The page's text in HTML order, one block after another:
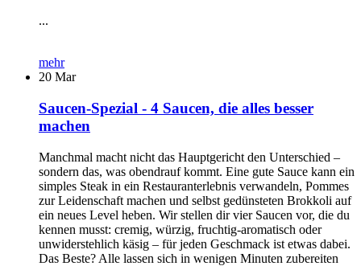
...
mehr
20 Mar
Saucen-Spezial - 4 Saucen, die alles besser
machen
Manchmal macht nicht das Hauptgericht den Unterschied –
sondern das, was obendrauf kommt. Eine gute Sauce kann ein
simples Steak in ein Restauranterlebnis verwandeln, Pommes
zur Leidenschaft machen und selbst gedünsteten Brokkoli auf
ein neues Level heben. Wir stellen dir vier Saucen vor, die du
kennen musst: cremig, würzig, fruchtig-aromatisch oder
unwiderstehlich käsig – für jeden Geschmack ist etwas dabei.
Das Beste? Alle lassen sich in wenigen Minuten zubereiten